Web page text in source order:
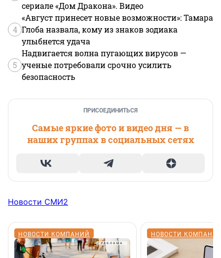
сериале «Дом Дракона». Видео
4
«Август принесет новые возможности»: Тамара
Глоба назвала, кому из знаков зодиака
улыбнется удача
5
Надвигается волна пугающих вирусов —
ученые потребовали срочно усилить
безопасность
ПРИСОЕДИНИТЬСЯ
Самые яркие фото и видео дня — в
наших группах в социальных сетях
Новости СМИ2
НОВОСТИ КОМПАНИЙ НОВОСТИ